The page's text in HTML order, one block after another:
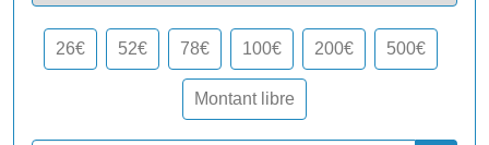
26€ 52€ 78€ 100€ 200€ 500€
Montant libre